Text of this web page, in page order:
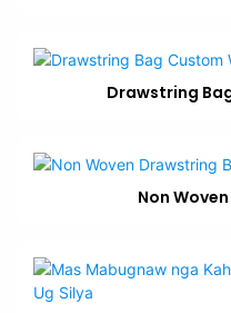
Drawstring
Non